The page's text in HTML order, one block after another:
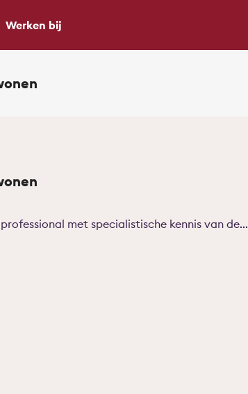
Werken bij
met specialistische kennis van de...